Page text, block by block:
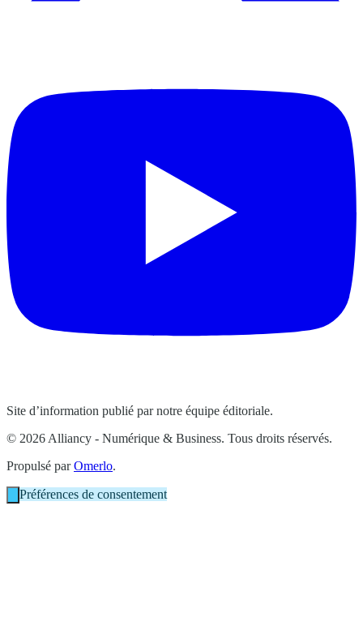
Site d’information publié par notre équipe éditoriale.
© 2026 Alliancy - Numérique & Business. Tous droits réservés.
Propulsé parOmerlo.
Préférences de consentement